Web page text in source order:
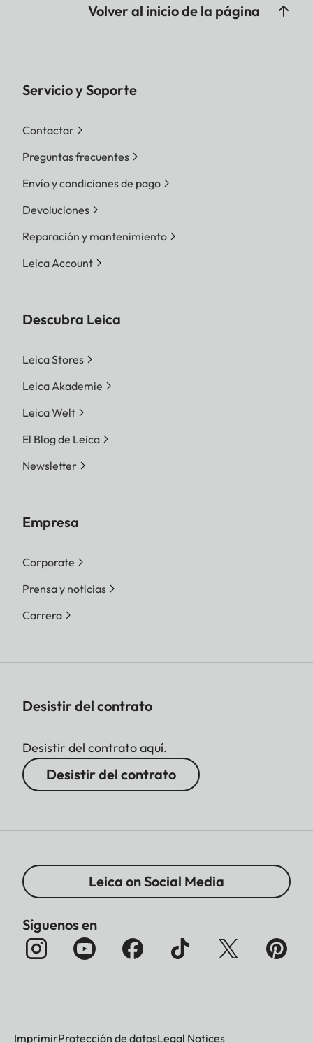
Volver al inicio de la página
Servicio y Soporte
Contactar
Preguntas frecuentes
Envío y condiciones de pago
Devoluciones
Reparación y mantenimiento
Leica Account
Descubra Leica
Leica Stores
Leica Akademie
Leica Welt
El Blog de Leica
Newsletter
Empresa
Corporate
Prensa y noticias
Carrera
Desistir del contrato
Desistir del contrato aquí.
Desistir del contrato
Leica on Social Media
Síguenos en
ImprimirProtección de datosLegal Notices